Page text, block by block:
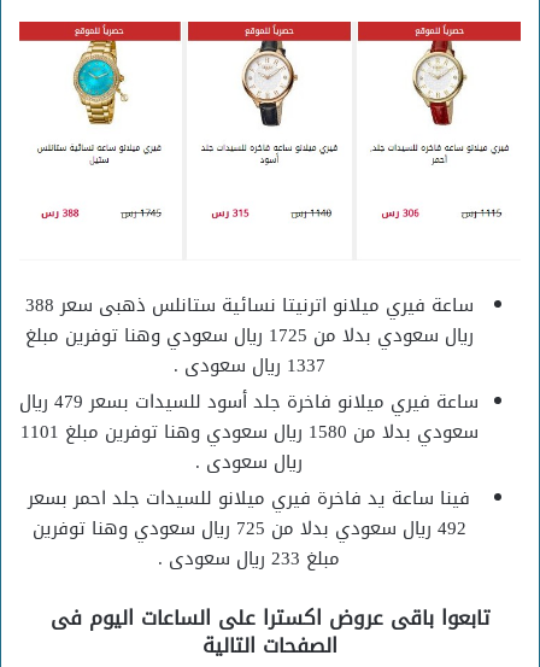
ساعة فيري ميلانو اترنيتا نسائية ستانلس ذهبى سعر 388
ريال سعودي بدلا من 1725 ريال سعودي وهنا توفرين مبلغ
1337 ريال سعودى .
ساعة فيري ميلانو فاخرة جلد أسود للسيدات بسعر 479 ريال
سعودي بدلا من 1580 ريال سعودي وهنا توفرين مبلغ 1101
ريال سعودى .
فينا ساعة يد فاخرة فيري ميلانو للسيدات جلد احمر بسعر
492 ريال سعودي بدلا من 725 ريال سعودي وهنا توفرين
مبلغ 233 ريال سعودى .
تابعوا باقى عروض اكسترا على الساعات اليوم فى
الصفحات التالية